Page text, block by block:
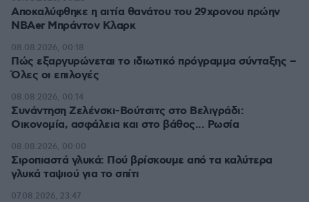
Αποκαλύφθηκε η αιτία θανάτου του 29χρονου πρώην
NBAer Μπράντον Κλαρκ
Πώς εξαργυρώνεται το ιδιωτικό πρόγραμμα σύνταξης –
Όλες οι επιλογές
08.08.2026, 00:18
Συνάντηση Ζελένσκι-Βούτσιτς στο Βελιγράδι:
Οικονομία, ασφάλεια και στο βάθος... Ρωσία
08.08.2026, 00:14
Σιροπιαστά γλυκά: Πού βρίσκουμε από τα καλύτερα
γλυκά ταψιού για το σπίτι
08.08.2026, 00:00
07.08.2026, 23:47